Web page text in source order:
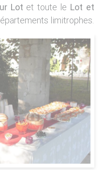
Lot et toute le Lot et
limitrophes.